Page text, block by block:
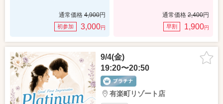
通常価格 4,900円
初参加 3,000円
通常価格 2,400円
早割 1,900円
9/4(金)
19:20〜20:50
有楽町リゾート店